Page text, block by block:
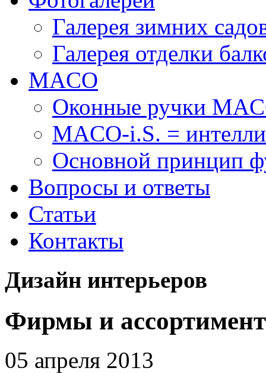
Галерея зимних
Галерея отделки
MACO
Оконные ручки
MACO-i.S. =
Основной принцип
Вопросы и ответы
Статьи
Контакты
Дизайн интерьеров
Фирмы и ассортимент
05 апреля 2013